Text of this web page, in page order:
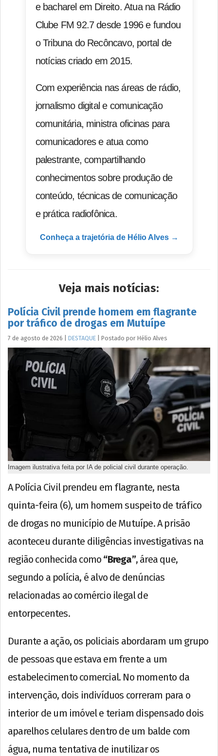
e bacharel em Direito. Atua na Rádio
Clube FM 92.7 desde 1996 e fundou
o Tribuna do Recôncavo, portal de
notícias criado em 2015.
Com experiência nas áreas de rádio,
jornalismo digital e comunicação
comunitária, ministra oficinas para
comunicadores e atua como
palestrante, compartilhando
conhecimentos sobre produção de
conteúdo, técnicas de comunicação
e prática radiofônica.
Conheça a trajetória de Hélio Alves →
Veja mais notícias:
Polícia Civil prende homem em flagrante
por tráfico de drogas em Mutuípe
7 de agosto de 2026 DESTAQUE Postado por Hélio Alves
Imagem ilustrativa feita por IA de policial civil durante operação.
A Polícia Civil prendeu em flagrante, nesta
quinta-feira (6), um homem suspeito de tráfico
de drogas no município de Mutuípe. A prisão
aconteceu durante diligências investigativas na
região conhecida como “Brega”, área que,
segundo a polícia, é alvo de denúncias
relacionadas ao comércio ilegal de
entorpecentes.
Durante a ação, os policiais abordaram um grupo
de pessoas que estava em frente a um
estabelecimento comercial. No momento da
intervenção, dois indivíduos correram para o
interior de um imóvel e teriam dispensado dois
aparelhos celulares dentro de um balde com
água, numa tentativa de inutilizar os